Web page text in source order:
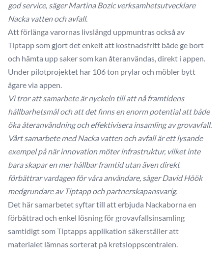
god service, säger Martina Bozic verksamhetsutvecklare
Nacka vatten och avfall.
Att förlänga varornas livslängd uppmuntras också av
Tiptapp som gjort det enkelt att kostnadsfritt både ge bort
och hämta upp saker som kan återanvändas, direkt i appen.
Under pilotprojektet har 106 ton prylar och möbler bytt
ägare via appen.
Vi tror att samarbete är nyckeln till att nå framtidens
hållbarhetsmål och att det finns en enorm potential att både
öka återanvändning och effektivisera insamling av grovavfall.
Vårt samarbete med Nacka vatten och avfall är ett lysande
exempel på när innovation möter infrastruktur, vilket inte
bara skapar en mer hållbar framtid utan även direkt
förbättrar vardagen för våra användare, säger David Höök
medgrundare av Tiptapp och partnerskapansvarig.
Det här samarbetet syftar till att erbjuda Nackaborna en
förbättrad och enkel lösning för grovavfallsinsamling
samtidigt som Tiptapps applikation säkerställer att
materialet lämnas sorterat på kretsloppscentralen.